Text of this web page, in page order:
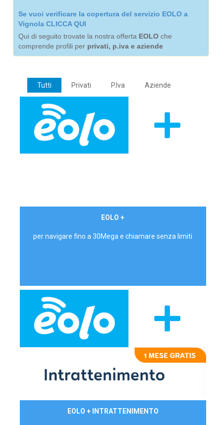
Se vuoi verificare la copertura del servizio EOLO a
Vignola CLICCA QUI
Qui di seguito trovate la nostra offerta EOLO che
comprende profili per privati, p.iva e aziende
Tutti Privati P.Iva Aziende
EOLO +
per navigare fino a 30Mega e chiamare senza limiti
EOLO + INTRATTENIMENTO